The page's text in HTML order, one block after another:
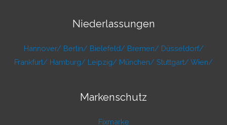
Niederlassungen
Hannover/ Berlin/ Bielefeld/ Bremen/ Düsseldorf/
Frankfurt/ Hamburg/ Leipzig/ München/ Stuttgart/ Wien/
Markenschutz
Fixmarke